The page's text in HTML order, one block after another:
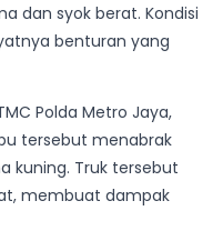
dan syok berat. Kondisi
benturan yang
Polda Metro Jaya,
tersebut menabrak
kuning. Truk tersebut
membuat dampak